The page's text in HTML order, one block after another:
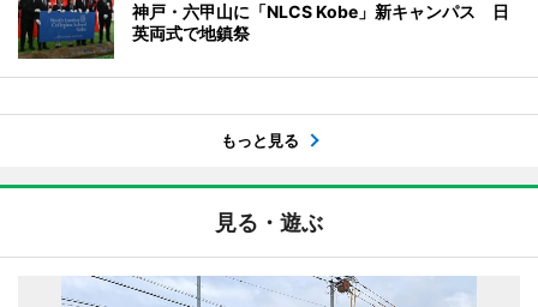
神戸・六甲山に「NLCS Kobe」新キャンパス 日
英両式で地鎮祭
もっと見る
見る・遊ぶ